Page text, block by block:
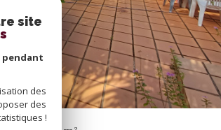
site
pendant
des
des
!